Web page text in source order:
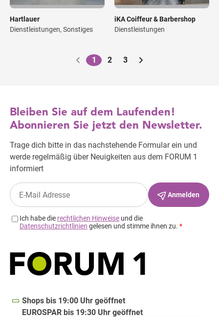
Hartlauer
Dienstleistungen, Sonstiges
iKA Coiffeur & Barbershop
Dienstleistungen
Paginierung
1 2 3
Shops bis 19:00 Uhr geöffnet
EUROSPAR bis 19:30 Uhr geöffnet